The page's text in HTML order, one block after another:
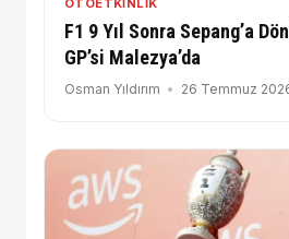
OTOETKINLIK
F1 9 Yıl Sonra Sepang’a
GP’si Malezya’da
Osman Yıldırım 26 Temmuz